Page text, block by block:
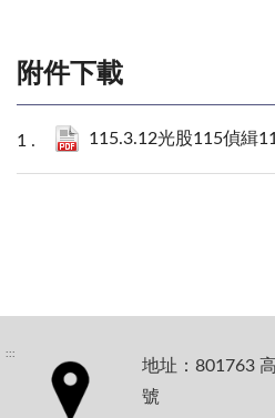
附件下載
115.3.12光股115偵緝113號應
:::
地址：801763
號